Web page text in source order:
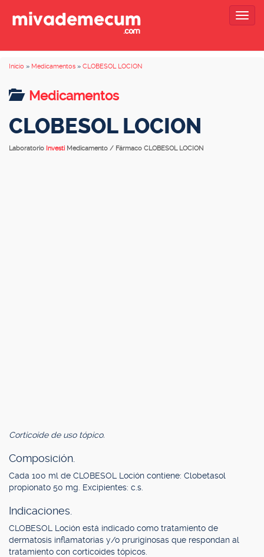
Inicio » Medicamentos » CLOBESOL LOCION
Medicamentos
CLOBESOL LOCION
Laboratorio Investi Medicamento / Fármaco CLOBESOL LOCION
Corticoide de uso tópico.
Composición.
Cada 100 ml de CLOBESOL Loción contiene: Clobetasol
propionato 50 mg. Excipientes: c.s.
Indicaciones.
CLOBESOL Loción está indicado como tratamiento de
dermatosis inflamatorias y/o pruriginosas que respondan al
tratamiento con corticoides tópicos.